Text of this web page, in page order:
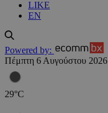
LIKE
EN
Powered by:
Πέμπτη 6 Αυγούστου 2026
29°C